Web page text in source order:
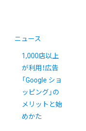
ニュース
1,000店以上
が利用！広告
「Google ショ
ッピング」の
メリットと始
めかた